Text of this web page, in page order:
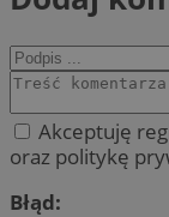
Akceptuję
oraz politykę
Błąd: